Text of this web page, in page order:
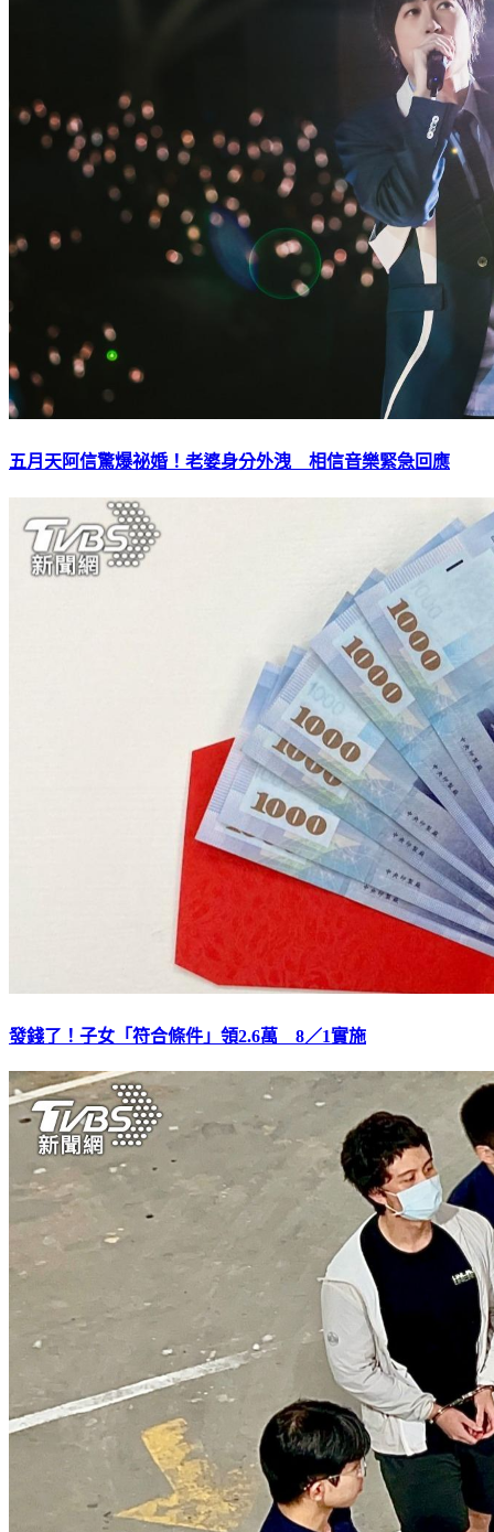
五月天阿信驚爆祕婚！老婆身分外洩 相信音樂緊急回應
發錢了！子女「符合條件」領2.6萬 8／1實施